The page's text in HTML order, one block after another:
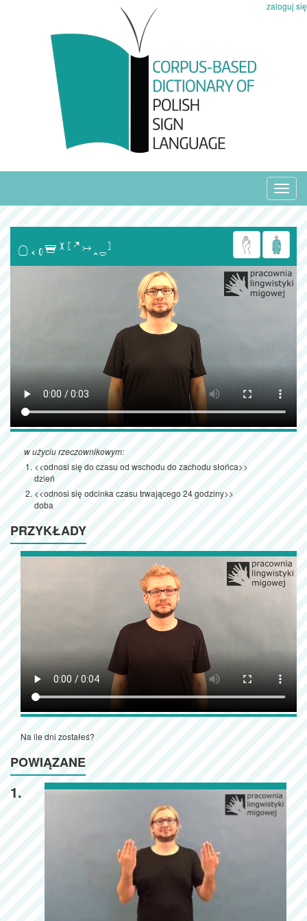
zaloguj się

w użyciu rzeczownikowym:
<<odnosi się do czasu od wschodu do zachodu słońca>>
dzień
<<odnosi się odcinka czasu trwającego 24 godziny>>
doba
PRZYKŁADY
Na ile dni zostałeś?
POWIĄZANE
1.